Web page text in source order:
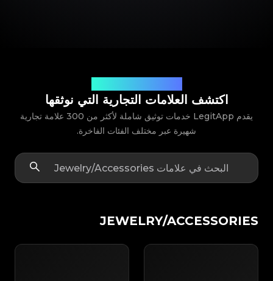
اكتشف العلامات التجارية التي نوثقها
يقدم LegitApp خدمات توثيق شاملة لأكثر من 300 علامة تجارية
شهيرة عبر مختلف الفئات الفاخرة.
JEWELRY/ACCESSORIES